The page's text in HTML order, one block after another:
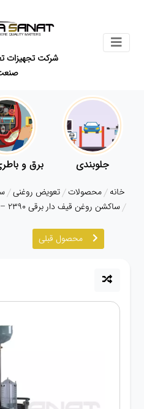
شرکت تجهیزات
قوانین
سایت
ارتباط
درباره
ما
آپاراتی
جلوبندی
خانه محصولات تعویض روغنی
ساکشن روغن قیف دار برقی HPMM – 2390
محصول قبلی